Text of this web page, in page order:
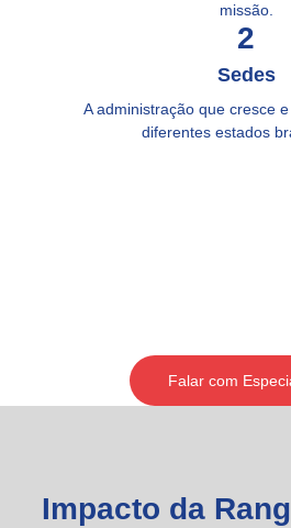
missão.
2
Sedes
A administração que cresce
diferentes estados
Falar com
Impacto da